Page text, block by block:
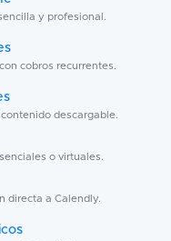
y profesional.
cobros recurrentes.
descargable.
o virtuales.
directa a Calendly.